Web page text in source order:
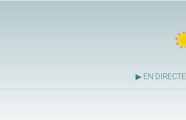
▶ EN DIRECTE